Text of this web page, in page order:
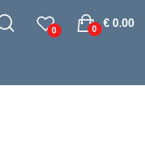
0
€ 0.00
0